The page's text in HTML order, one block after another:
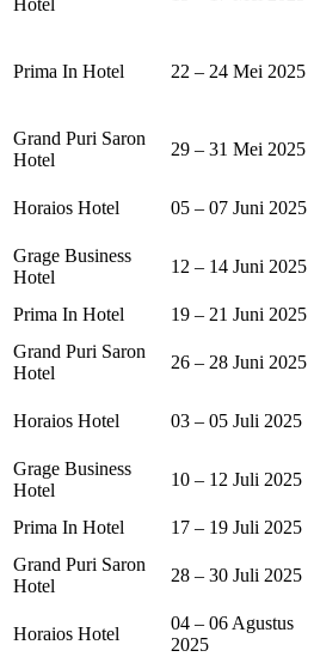
Prima In Hotel 22 – 24 Mei 2025
Grand Puri Saron
Hotel
29 – 31 Mei 2025
Horaios Hotel 05 – 07 Juni 2025
Grage Business
Hotel
12 – 14 Juni 2025
Prima In Hotel
19 – 21 Juni 2025
Grand Puri Saron
Hotel
26 – 28 Juni 2025
Horaios Hotel 03 – 05 Juli 2025
Grage Business
Hotel
10 – 12 Juli 2025
Prima In Hotel
17 – 19 Juli 2025
Grand Puri Saron
Hotel
28 – 30 Juli 2025
Horaios Hotel
04 – 06 Agustus
2025